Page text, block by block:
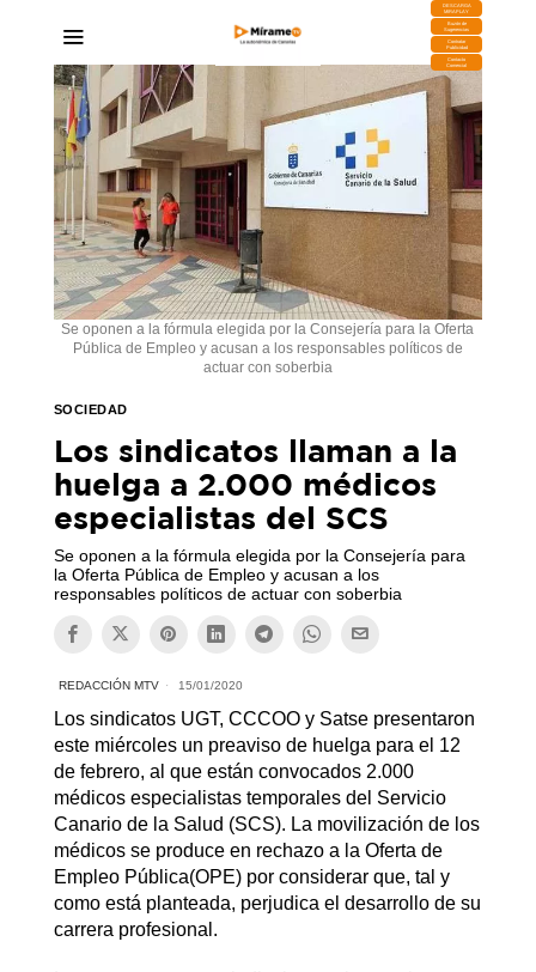
DESCARGA
MIRAPLAY
Buzón de
Sugerencias
Contratar
Publicidad
Contacto
Comercial
Se oponen a la fórmula elegida por la Consejería para la Oferta
Pública de Empleo y acusan a los responsables políticos de
actuar con soberbia
SOCIEDAD
Los sindicatos llaman a la
huelga a 2.000 médicos
especialistas del SCS
Se oponen a la fórmula elegida por la Consejería para
la Oferta Pública de Empleo y acusan a los
responsables políticos de actuar con soberbia
REDACCIÓN MTV 15/01/2020
Los sindicatos UGT, CCCOO y Satse presentaron
este miércoles un preaviso de huelga para el 12
de febrero, al que están convocados 2.000
médicos especialistas temporales del Servicio
Canario de la Salud (SCS). La movilización de los
médicos se produce en rechazo a la Oferta de
Empleo Pública(OPE) por considerar que, tal y
como está planteada, perjudica el desarrollo de su
carrera profesional.